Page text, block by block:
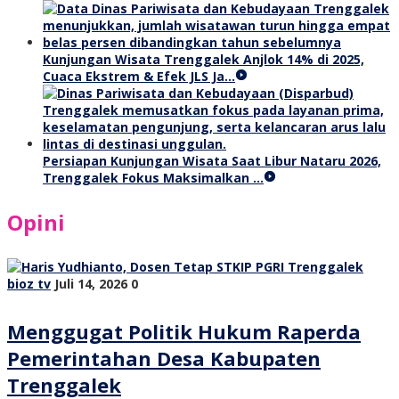
Kunjungan Wisata Trenggalek Anjlok 14% di 2025,
Cuaca Ekstrem & Efek JLS Ja…
Persiapan Kunjungan Wisata Saat Libur Nataru 2026,
Trenggalek Fokus Maksimalkan …
Opini
bioz tv Juli 14, 2026 0
Menggugat Politik Hukum Raperda
Pemerintahan Desa Kabupaten
Trenggalek